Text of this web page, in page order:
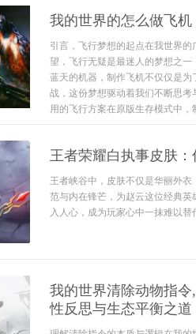
我的世界的怎么做飞
引言，飞行梦想的起点在我世界
望，飞行无疑是最迷人的梦想之
蓝天的机器，制作飞机不仅仅是
战，这份梦想驱动着我们不断思
用的飞行方案在原版生存模式中
王者荣耀白执事皮肤
王者峡谷中，皮肤不仅是华丽外
范与内在锋芒，为赵云这位经典
入人心，成为玩家心中一抹难以
我的世界清除动物指
性反思与生态平衡之道